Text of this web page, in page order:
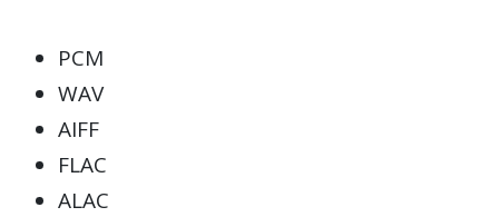
PCM
WAV
AIFF
FLAC
ALAC